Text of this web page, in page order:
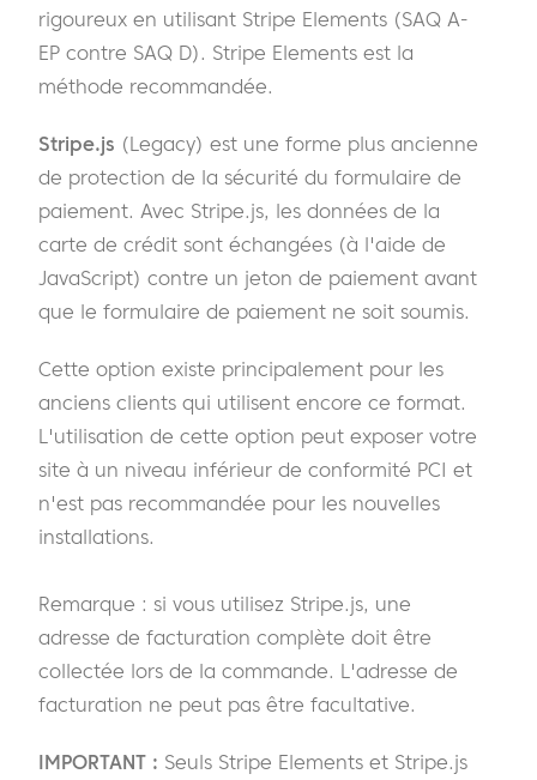
rigoureux en utilisant Stripe Elements (SAQ A-
EP contre SAQ D). Stripe Elements est la
méthode recommandée.
Stripe.js (Legacy) est une forme plus ancienne
de protection de la sécurité du formulaire de
paiement. Avec Stripe.js, les données de la
carte de crédit sont échangées (à l'aide de
JavaScript) contre un jeton de paiement avant
que le formulaire de paiement ne soit soumis.
Cette option existe principalement pour les
anciens clients qui utilisent encore ce format.
L'utilisation de cette option peut exposer votre
site à un niveau inférieur de conformité PCI et
n'est pas recommandée pour les nouvelles
installations.
Remarque : si vous utilisez Stripe.js, une
adresse de facturation complète doit être
collectée lors de la commande. L'adresse de
facturation ne peut pas être facultative.
IMPORTANT : Seuls Stripe Elements et Stripe.js